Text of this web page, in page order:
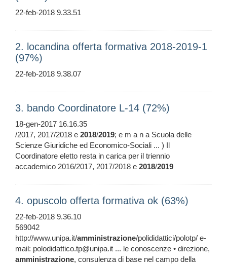
22-feb-2018 9.33.51
2. locandina offerta formativa 2018-2019-1
(97%)
22-feb-2018 9.38.07
3. bando Coordinatore L-14 (72%)
18-gen-2017 16.16.35
/2017, 2017/2018 e 2018/2019; e m a n a Scuola delle
Scienze Giuridiche ed Economico-Sociali ... ) Il
Coordinatore eletto resta in carica per il triennio
accademico 2016/2017, 2017/2018 e 2018/2019
4. opuscolo offerta formativa ok (63%)
22-feb-2018 9.36.10
569042
http://www.unipa.it/amministrazione/polididattici/polotp/ e-
mail: polodidattico.tp@unipa.it ... le conoscenze • direzione,
amministrazione, consulenza di base nel campo della